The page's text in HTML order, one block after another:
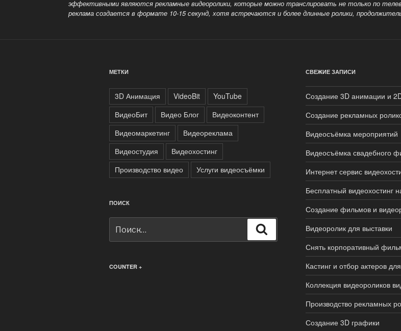
эффективными являются рекламные видеоролики, которые можно транслировать не только по
реклама создается в формате 10-15 секунд, хотявстречаются и более длинные ролики,
МЕТКИ
3D Анимация VideoBit
YouTube
ВидеоБит
Видео Блог
Видеоконтент
Видеомаркетинг
Видеореклама
Видеостудия
Видеохостинг
Производство видео
Услуги видеосъёмки
ПОИСК
COUNTER +
СВЕЖИЕ ЗАПИСИ
Создание 3D анимации и
Создание рекламных
Видеосъёмка мероприятий
Видеосъёмка свадебного
Интернет сервис
Бесплатный видеохостинг
Создание фильмов и
Видеоролик для выставки
Снять корпоративный
Кастинг и отбор актеров
Коллекция видеороликов
Производство рекламных
Создание 3D графики